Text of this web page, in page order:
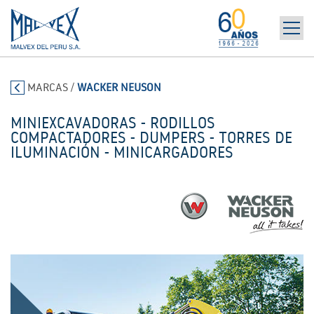
LA EMPRESA
PRODUCTOS
POST-VENTA | ALQUILER
CONTÁCTANOS
MARCAS / WACKER NEUSON
MINIEXCAVADORAS - RODILLOS
COMPACTADORES - DUMPERS - TORRES DE
ILUMINACIÓN - MINICARGADORES